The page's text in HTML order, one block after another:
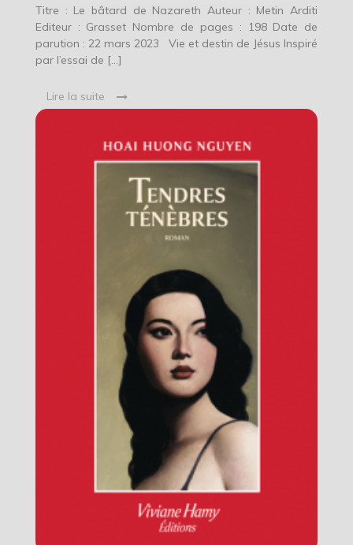
Titre : Le bâtard de Nazareth Auteur : Metin Arditi
Editeur : Grasset Nombre de pages : 198 Date de
parution : 22 mars 2023 Vie et destin de Jésus Inspiré
par l’essai de […]
Lire la suite